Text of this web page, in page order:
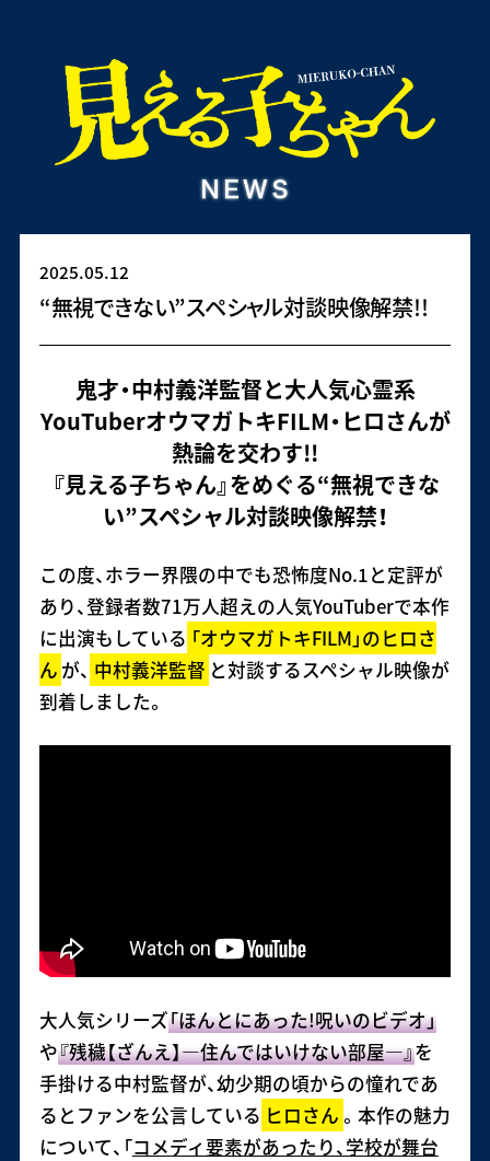
2025.05.12
“無視できない”スペシャル対談映像解禁!!
鬼才・中村義洋監督と大人気心霊系
YouTuberオウマガトキFILM・ヒロさんが
熱論を交わす!!
『見える子ちゃん』をめぐる“無視できな
い”スペシャル対談映像解禁！
この度、ホラー界隈の中でも恐怖度No.1と定評が
あり、登録者数71万人超えの人気YouTuberで本作
に出演もしている 「オウマガトキFILM」のヒロさ
ん が、 中村義洋監督 と対談するスペシャル映像が
到着しました。
大人気シリーズ「ほんとにあった!呪いのビデオ」
や『残穢【ざんえ】―住んではいけない部屋―』を
手掛ける中村監督が、幼少期の頃からの憧れであ
るとファンを公言している ヒロさん 。本作の魅力
について、「コメディ要素があったり、学校が舞台